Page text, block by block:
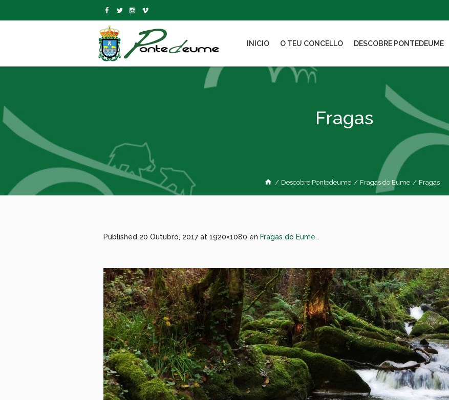
INICIO O TEU CONCELLO DESCOBRE PONTEDEUME
Fragas
/ Descobre Pontedeume / Fragas do Eume / Fragas
Published 20 Outubro, 2017 at 1920×1080 en Fragas do Eume.